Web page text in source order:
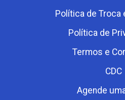
Política de Troca
Política de
Termos e
CDC
Agende